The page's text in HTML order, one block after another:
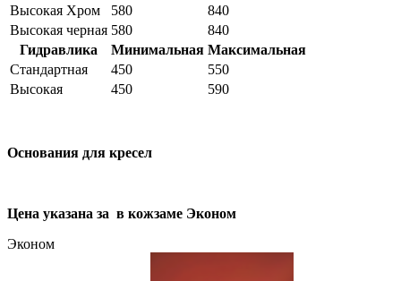
Высокая Хром
580
840
Высокая черная 580
840
Гидравлика
Минимальная Максимальная
Стандартная
450
550
Высокая
450 590
Основания для кресел
Цена указана за в кожзаме Эконом
Эконом